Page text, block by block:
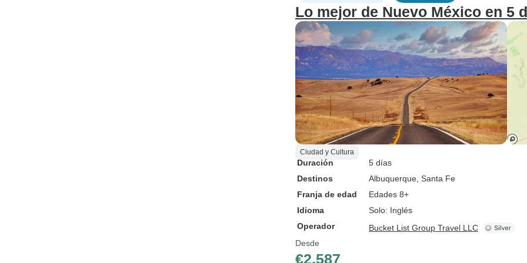
Lo mejor de Nuevo México en 5
Ciudad y Cultura
Duración
5 días
Destinos
Albuquerque , Santa Fe
Franja de edad
Edades 8+
Idioma
Solo: Inglés
Operador
Bucket List Group Travel LLC
Desde
€2,587